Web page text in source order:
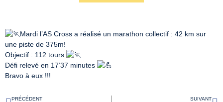
Mardi l’AS Cross a réalisé un marathon collectif : 42 km sur
une piste de 375m!
Objectif : 112 tours
Défi relevé en 17’37 minutes
Bravo à eux !!!
PRÉCÉDENT SUIVANT